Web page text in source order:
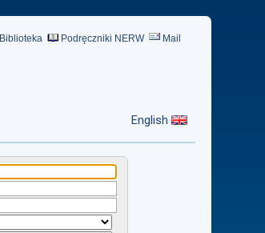
Biblioteka Podręczniki NERW Mail
English